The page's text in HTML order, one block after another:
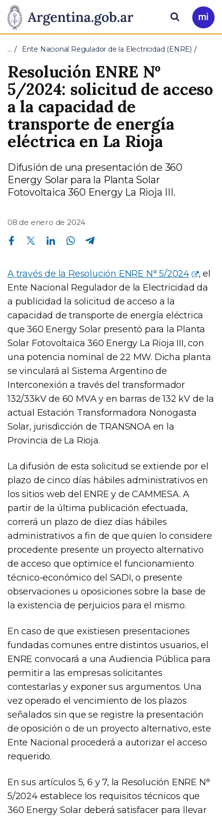
Presidencia
de
la
Nación
Pasar al contenido principal
Ir
a
Buscar
… Ente Nacional Regulador de la Electricidad (ENRE)
Resolución ENRE Nº
5/2024: solicitud de acceso
a la capacidad de
transporte de energía
eléctrica en La Rioja
Difusión de una presentación de 360
Energy Solar para la Planta Solar
Fotovoltaica 360 Energy La Rioja III.
08 de enero de 2024
Compartir en Facebook Compartir en Twitter Compartir en Linkedin Compartir en Whatsapp
A través de la Resolución ENRE N° 5/2024
, el
Ente Nacional Regulador de la Electricidad da
a publicidad la solicitud de acceso a la
capacidad de transporte de energía eléctrica
que 360 Energy Solar presentó para la Planta
Solar Fotovoltaica 360 Energy La Rioja III, con
una potencia nominal de 22 MW. Dicha planta
se vinculará al Sistema Argentino de
Interconexión a través del transformador
132/33kV de 60 MVA y en barras de 132 kV de la
actual Estación Transformadora Nonogasta
Solar, jurisdicción de TRANSNOA en la
Provincia de La Rioja.
La difusión de esta solicitud se extiende por el
plazo de cinco días hábiles administrativos en
los sitios web del ENRE y de CAMMESA. A
partir de la última publicación efectuada,
correrá un plazo de diez días hábiles
administrativos a fin de que quien lo considere
procedente presente un proyecto alternativo
de acceso que optimice el funcionamiento
técnico-económico del SADI, o presente
observaciones u oposiciones sobre la base de
la existencia de perjuicios para el mismo.
En caso de que existiesen presentaciones
fundadas comunes entre distintos usuarios, el
ENRE convocará a una Audiencia Pública para
permitir a las empresas solicitantes
contestarlas y exponer sus argumentos. Una
vez operado el vencimiento de los plazos
señalados sin que se registre la presentación
de oposición o de un proyecto alternativo, este
Ente Nacional procederá a autorizar el acceso
requerido.
En sus artículos 5, 6 y 7, la Resolución ENRE N°
5/2024 establece los requisitos técnicos que
360 Energy Solar deberá satisfacer para llevar